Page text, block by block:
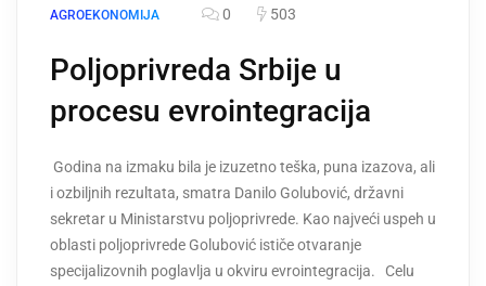
AGROEKONOMIJA 0 503
Poljoprivreda Srbije u
procesu evrointegracija
Godina na izmaku bila je izuzetno teška, puna izazova, ali
i ozbiljnih rezultata, smatra Danilo Golubović, državni
sekretar u Ministarstvu poljoprivrede. Kao najveći uspeh u
oblasti poljoprivrede Golubović ističe otvaranje
specijalizovnih poglavlja u okviru evrointegracija. Celu